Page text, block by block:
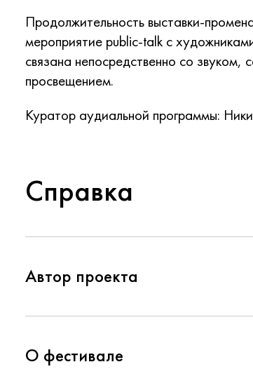
Продолжительность выставки-
мероприятие public-talk с
связана непосредственно со
просвещением.
Куратор аудиальной программы:
Справка
Автор проекта
О фестивале